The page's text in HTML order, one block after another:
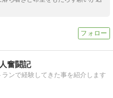
奮闘記
ンで経験してきた事を紹介します